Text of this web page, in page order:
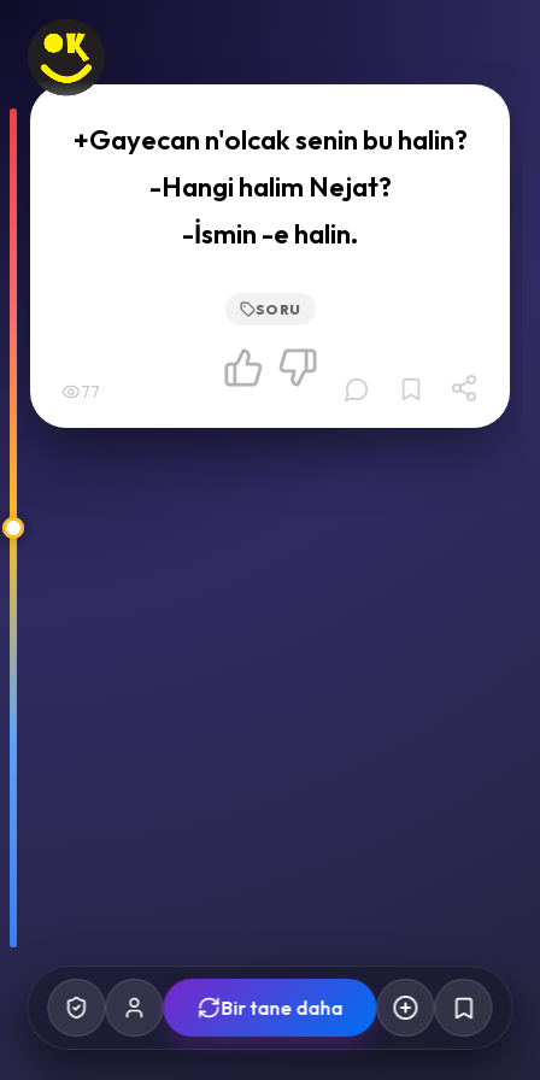
+Gayecan n'olcak senin bu halin?
-Hangi halim Nejat?
-İsmin -e halin.
SORU
77
Bir tane daha